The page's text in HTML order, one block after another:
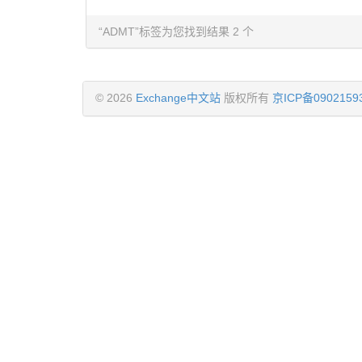
“ADMT”标签为您找到结果 2 个
© 2026 Exchange中文站 版权所有 京ICP备